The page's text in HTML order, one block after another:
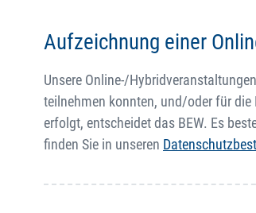
Aufzeichnung einer
Unsere Online-/
teilnehmen konnten, und/oder für
erfolgt, entscheidet das BEW. Es
finden Sie in unseren